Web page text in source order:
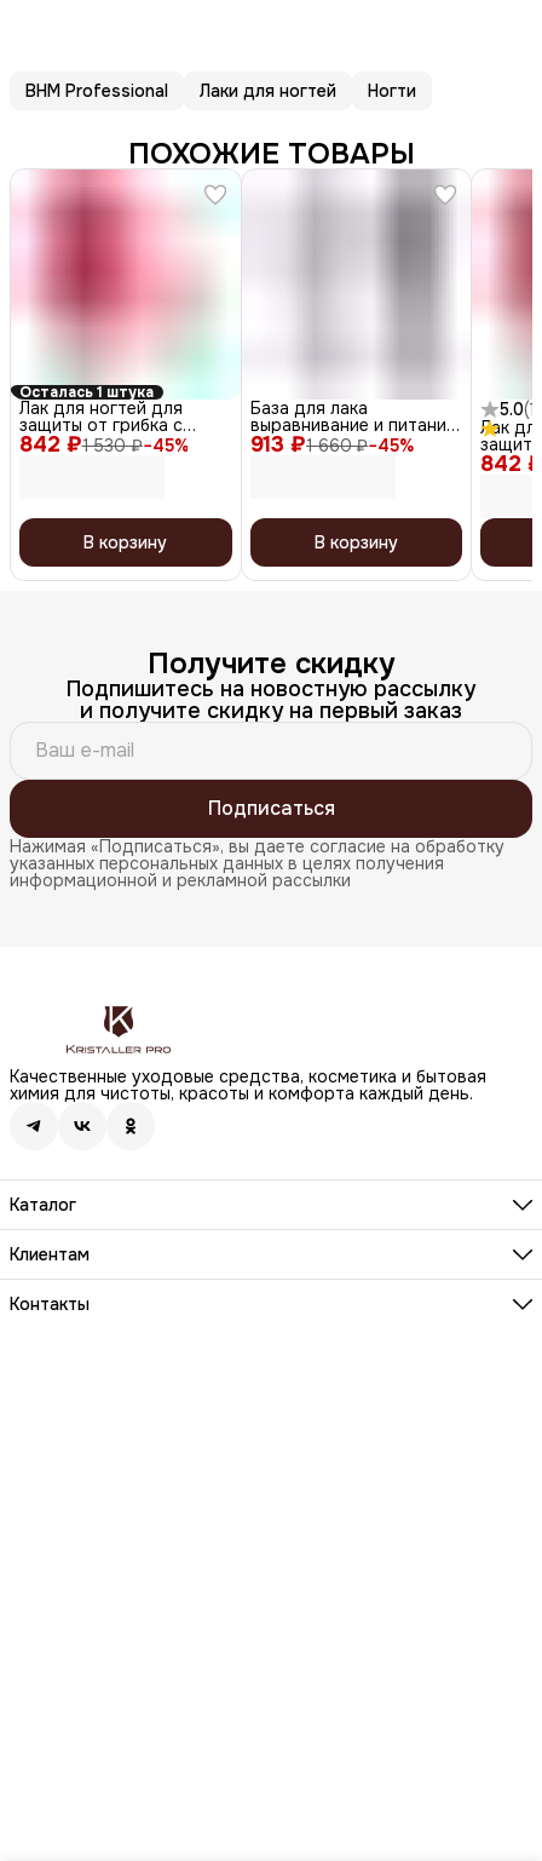
BHM Professional Лаки для ногтей Ногти
ПОХОЖИЕ ТОВАРЫ
Осталась 1 штука
842 ₽1 530 ₽−45%
Лак для ногтей для
защиты от грибка с
активатором роста /
Antifungal Nail Polish 02,
В корзину
913 ₽1 660 ₽−45%
База для лака
выравнивание и питание
с кератином / Rich Ridge
Filler Base, 12,5 мл
В корзину
5.0(1
842 ₽
Лак
Получите скидку
Подпишитесь на новостную рассылку
и получите скидку на первый заказ
Подписаться
Нажимая «Подписаться», вы даете согласие на обработку
указанных персональных данных в целях получения
информационной и рекламной рассылки
Качественные уходовые средства, косметика и бытовая
химия для чистоты, красоты и комфорта каждый день.
Каталог
Бренды
Волосы
Макияж
Клиентам
О компании
Реквизиты
Контакты